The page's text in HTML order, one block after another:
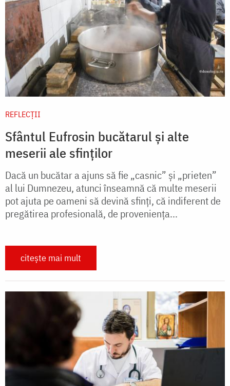
REFLECȚII
Sfântul Eufrosin bucătarul și alte
meserii ale sfinților
Dacă un bucătar a ajuns să fie „casnic” și „prieten”
al lui Dumnezeu, atunci înseamnă că multe meserii
pot ajuta pe oameni să devină sfinți, că indiferent de
pregătirea profesională, de proveniența...
citește mai mult